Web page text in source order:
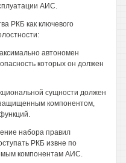
АИС.
РКБ как ключевого
автономен
которых он должен
сущности должен
компонентом,
набора правил
РКБ извне по
компонентам АИС.